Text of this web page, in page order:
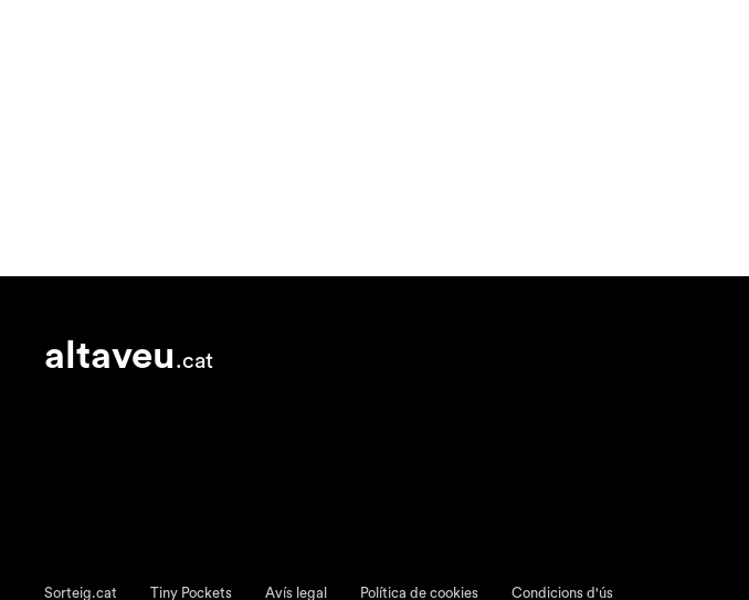
altaveu.cat
Sorteig.cat Tiny Pockets Avís legal Política de cookies Condicions d'ús